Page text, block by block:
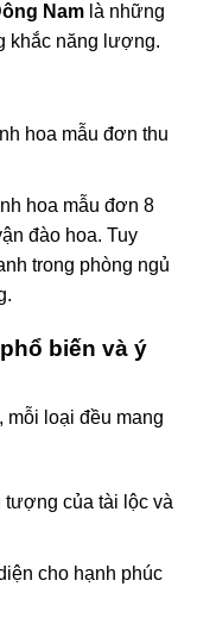
Namlà những
khắc năng lượng.
hoa mẫu đơn thu
hoa mẫu đơn 8
đào hoa. Tuy
trong phòng ngủ
biến và ý
mỗi loại đều mang
tượng của tài lộc và
cho hạnh phúc